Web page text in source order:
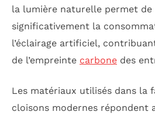
la lumière naturelle permet de
significativement la
l’éclairage artificiel,
de l’empreinte carbone des
Les matériaux utilisés dans la
cloisons modernes répondent